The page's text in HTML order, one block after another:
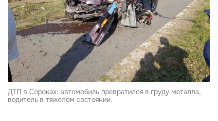
ДТП в Сороках: автомобиль превратился в груду металла,
водитель в тяжелом состоянии.